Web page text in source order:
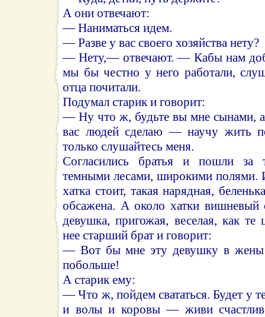
А они отвечают:
— Наниматься идем.
— Разве у вас своего хозяйства нету?
— Нету,— отвечают. — Кабы нам
мы бы честно у него работали,
отца почитали.
Подумал старик и говорит:
— Ну что ж, будьте вы мне сынами,
вас людей сделаю — научу жить
только слушайтесь меня.
Согласились братья и пошли за
темными лесами, широкими полями.
хатка стоит, такая нарядная,
обсажена. А около хатки
девушка, пригожая, веселая, как те
нее старший брат и говорит:
— Вот бы мне эту девушку в
побольше!
А старик ему:
— Что ж, пойдем свататься. Будет у
и волы и коровы — живи